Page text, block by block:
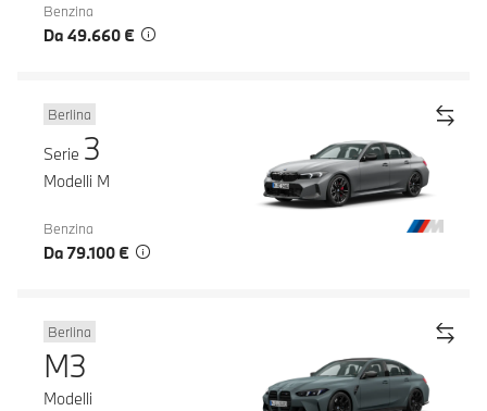
Benzina
Da 49.660 €
Berlina
Serie 3
Modelli M
Benzina
Da 79.100 €
Berlina
M3
Modelli